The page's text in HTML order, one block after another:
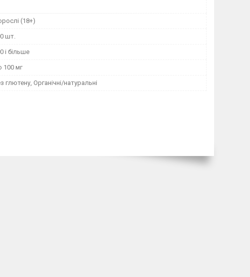
(18+)
шт.
і більше
100 мг
глютену, Органічні/натуральні